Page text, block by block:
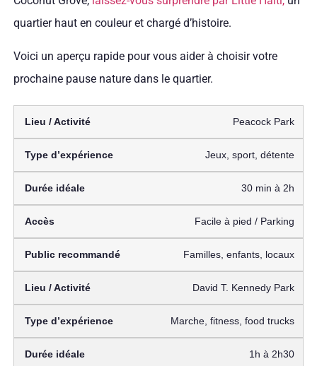
quartier haut en couleur et chargé d’histoire.
Voici un aperçu rapide pour vous aider à choisir votre
prochaine pause nature dans le quartier.
Peacock Park
Jeux, sport, détente
30 min à 2h
Facile à pied / Parking
Familles, enfants, locaux
David T. Kennedy Park
Marche, fitness, food trucks
1h à 2h30